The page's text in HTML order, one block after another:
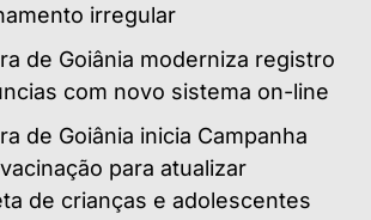
irregular
de Goiânia moderniza registro
com novo sistema on-line
de Goiânia inicia Campanha
para atualizar
de crianças e adolescentes